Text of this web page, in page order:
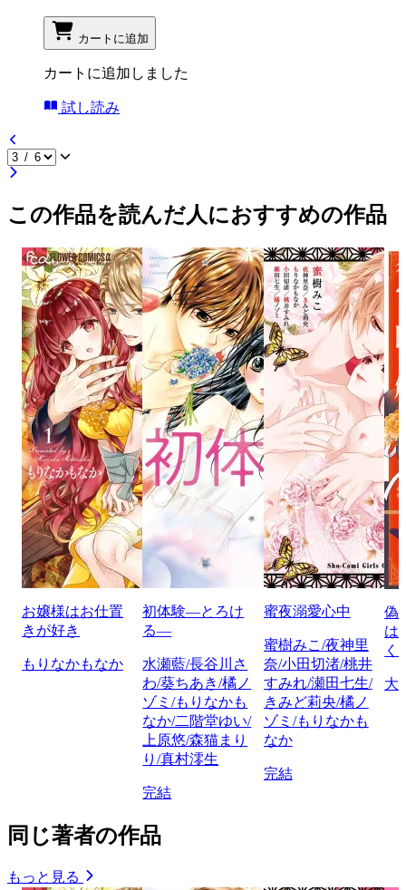
カートに追加
カートに追加しました
試し読み
この作品を読んだ人におすすめの作品
お嬢様はお仕置
きが好き
もりなかもなか
初体験―とろけ
る―
水瀬藍/長谷川さ
わ/葵ちあき/橘ノ
ゾミ/もりなかも
なか/二階堂ゆい/
上原悠/森猫まり
り/真村澪生
完結
蜜夜溺愛心中
蜜樹みこ/夜神里
奈/小田切渚/桃井
すみれ/瀬田七生/
きみど莉央/橘ノ
ゾミ/もりなかも
なか
完結
偽
は
く
大
同じ著者の作品
もっと見る